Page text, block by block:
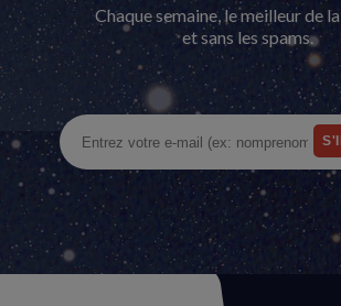
Chaque semaine, le meilleur de
et sans les spams.